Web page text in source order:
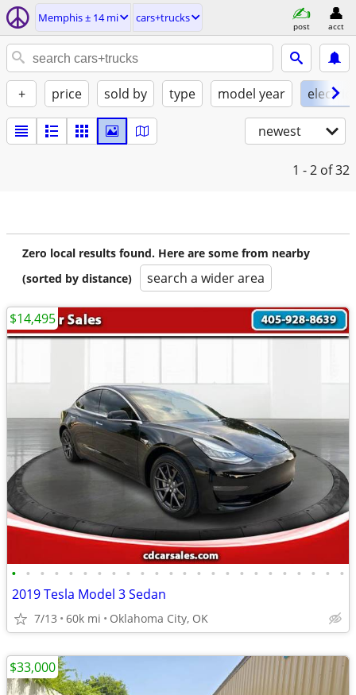
Memphis ± 14 mi cars+trucks
post acct
+ price sold by type model year electric
newest
1 - 2 of 32
Zero local results found. Here are some from nearby
(sorted by distance)
search a wider area
• • • • • • • • • • • • • • • • • • • • • • • •
2019 Tesla Model 3 Sedan
7/13 60k mi Oklahoma City, OK
$14,495
$33,000